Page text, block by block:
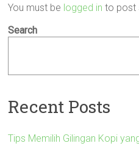
You must be logged in to post
Search
Recent Posts
Tips Memilih Gilingan Kopi